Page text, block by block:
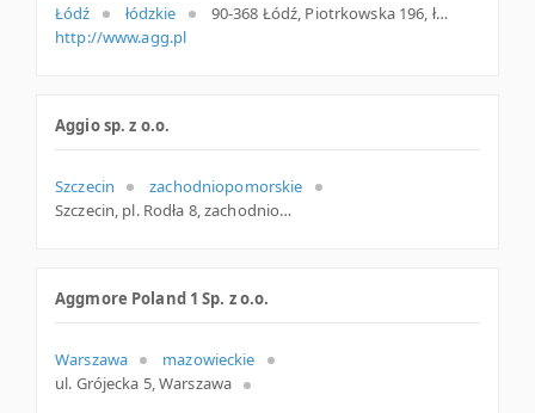
Łódź łódzkie
90-368 Łódź, Piotrkowska 196, łódzkie
http://www.agg.pl
Aggio sp. z o.o.
Szczecin
zachodniopomorskie
Szczecin, pl. Rodła 8, zachodniopomorskie
Aggmore Poland 1 Sp. z o.o.
Warszawa
mazowieckie
ul. Grójecka 5, Warszawa